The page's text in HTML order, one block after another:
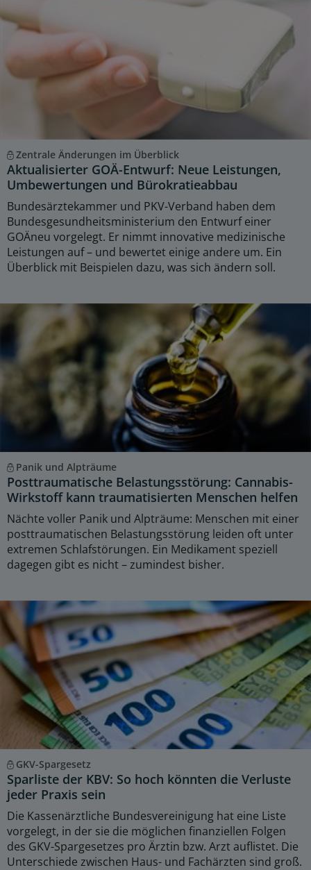
Zentrale Änderungen im Überblick
Aktualisierter GOÄ-Entwurf: Neue Leistungen,
Umbewertungen und Bürokratieabbau
Bundesärztekammer und PKV-Verband haben dem
Bundesgesundheitsministerium den Entwurf einer
GOÄneu vorgelegt. Er nimmt innovative medizinische
Leistungen auf – und bewertet einige andere um. Ein
Überblick mit Beispielen dazu, was sich ändern soll.
Panik und Alpträume
Posttraumatische Belastungsstörung: Cannabis-
Wirkstoff kann traumatisierten Menschen helfen
Nächte voller Panik und Alpträume: Menschen mit einer
posttraumatischen Belastungsstörung leiden oft unter
extremen Schlafstörungen. Ein Medikament speziell
dagegen gibt es nicht – zumindest bisher.
GKV-Spargesetz
Sparliste der KBV: So hoch könnten die Verluste
jeder Praxis sein
Die Kassenärztliche Bundesvereinigung hat eine Liste
vorgelegt, in der sie die möglichen finanziellen Folgen
des GKV-Spargesetzes pro Ärztin bzw. Arzt auflistet. Die
Unterschiede zwischen Haus- und Fachärzten sind groß.